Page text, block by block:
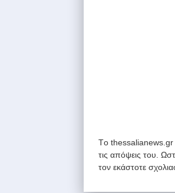
Tο thessalianews.gr
τις απόψεις του.
τον εκάστοτε